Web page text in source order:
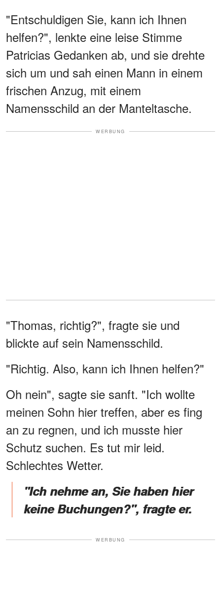
"Entschuldigen Sie, kann ich Ihnen
helfen?", lenkte eine leise Stimme
Patricias Gedanken ab, und sie drehte
sich um und sah einen Mann in einem
frischen Anzug, mit einem
Namensschild an der Manteltasche.
WERBUNG
"Thomas, richtig?", fragte sie und
blickte auf sein Namensschild.
"Richtig. Also, kann ich Ihnen helfen?"
Oh nein", sagte sie sanft. "Ich wollte
meinen Sohn hier treffen, aber es fing
an zu regnen, und ich musste hier
Schutz suchen. Es tut mir leid.
Schlechtes Wetter.
"Ich nehme an, Sie haben hier
keine Buchungen?", fragte er.
WERBUNG